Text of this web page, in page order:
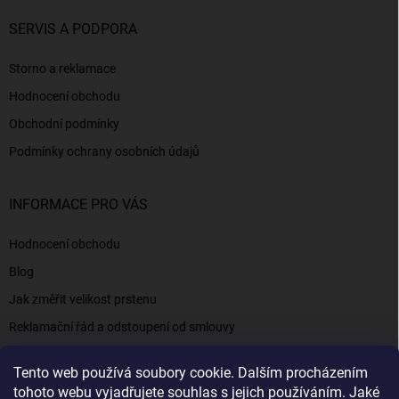
Tento web používá soubory cookie. Dalším procházením
tohoto webu vyjadřujete souhlas s jejich používáním. Jaké
SERVIS A PODPORA
Storno a reklamace
Hodnocení obchodu
Obchodní podmínky
Podmínky ochrany osobních údajů
INFORMACE PRO VÁS
Hodnocení obchodu
Blog
Jak změřit velikost prstenu
Reklamační řád a odstoupení od smlouvy
Kontakty a informace